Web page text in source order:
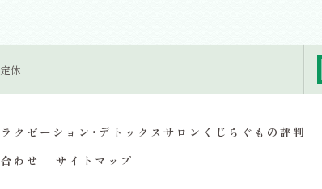
休
クゼーション･デトックスサロンくじらぐもの評判
わせ
サイトマップ